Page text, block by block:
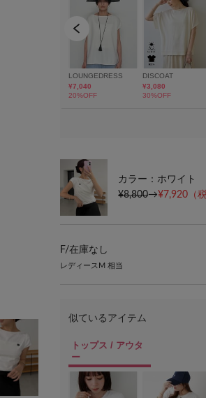
model:H162 骨格:ウェーブ 着用サイズ
カラー：ホワイト
¥8,800→¥7,920 （
F/在庫なし
レディースM 相当